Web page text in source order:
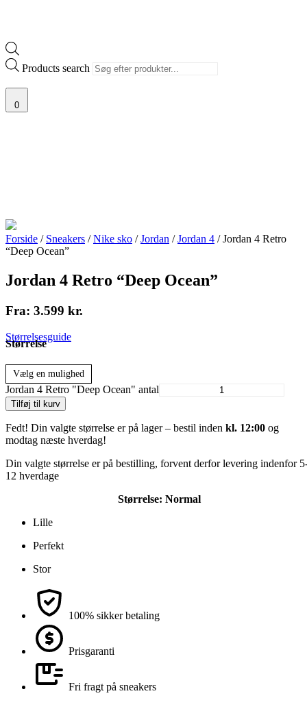
Products search
0
Forside / Sneakers /Nike sko /Jordan /Jordan 4 / Jordan 4 Retro
“Deep Ocean”
Jordan 4 Retro “Deep Ocean”
Fra: 3.599 kr.
Størrelsesguide
Størrelse
Vælg en mulighed
Jordan 4 Retro "Deep Ocean" antal
Tilføj til kurv
Fedt! Din valgte størrelse er på lager – bestil inden kl. 12:00 og
modtag næste hverdag!
Din valgte størrelse er på bestilling, forvent derfor levering indenfor
12 hverdage
Størrelse: Normal
Lille
Perfekt
Stor
100% sikker betaling
Prisgaranti
Fri fragt på sneakers